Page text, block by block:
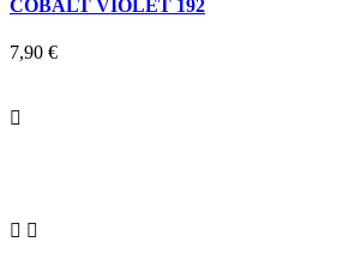
COBALT VIOLET 192
7,90 €

 